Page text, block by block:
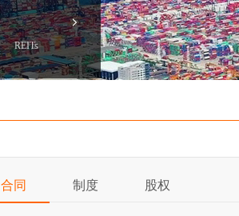
REITs
合同 制度 股权